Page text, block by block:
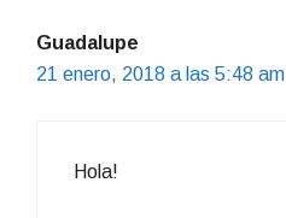
Guadalupe
21 enero, 2018 a las 5:48 am
Hola!